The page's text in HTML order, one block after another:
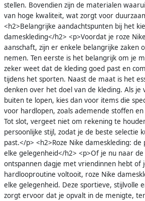
stellen. Bovendien zijn de materialen
van hoge kwaliteit, wat zorgt voor
<h2>Belangrijke aandachtspunten bij het
dameskleding</h2> <p>Voordat je roze
aanschaft, zijn er enkele belangrijke zaken
nemen. Ten eerste is het belangrijk om je
zeker weet dat de kleding goed past en
tijdens het sporten. Naast de maat is het
denken over het doel van de kleding. Als je
buiten te lopen, kies dan voor items die
voor hardlopen, zoals ademende stoffen
Tot slot, vergeet niet om rekening te
persoonlijke stijl, zodat je de beste selectie
past.</p> <h2>Roze Nike dameskleding:
elke gelegenheid</h2> <p>Of je nu naar
ontspannen dagje met vriendinnen hebt of
hardlooproutine voltooit, roze Nike
elke gelegenheid. Deze sportieve, stijlvolle
zorgt ervoor dat je opvalt in de menigte,